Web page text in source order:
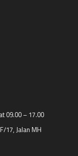
09.00 – 17.00
17, Jalan MH